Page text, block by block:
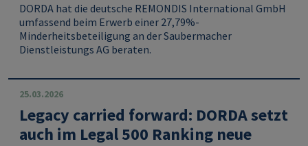
DORDA hat die deutsche REMONDIS International GmbH
umfassend beim Erwerb einer 27,79%-
Minderheitsbeteiligung an der Saubermacher
Dienstleistungs AG beraten.
25.03.2026
Legacy carried forward: DORDA setzt
auch im Legal 500 Ranking neue